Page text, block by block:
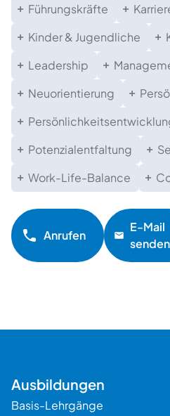
Führungskräfte
Kinder & Jugendliche
Leadership
Neuorientierung
Potenzialentfaltung
Work-Life-Balance
Anrufen
E-Mail
senden
Ausbildungen
Basis-Lehrgänge